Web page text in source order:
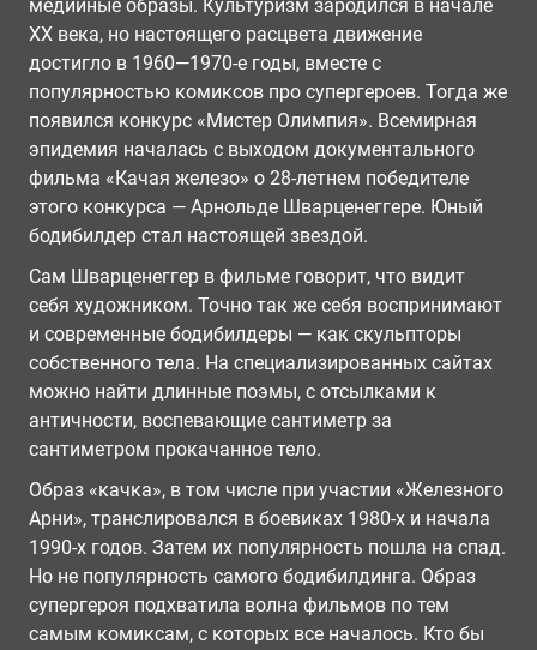
медийные образы. Культуризм зародился в начале
ХХ века, но настоящего расцвета движение
достигло в 1960—1970-е годы, вместе с
популярностью комиксов про супергероев. Тогда же
появился конкурс «Мистер Олимпия». Всемирная
эпидемия началась с выходом документального
фильма «Качая железо» о 28-летнем победителе
этого конкурса — Арнольде Шварценеггере. Юный
бодибилдер стал настоящей звездой.
Сам Шварценеггер в фильме говорит, что видит
себя художником. Точно так же себя воспринимают
и современные бодибилдеры — как скульпторы
собственного тела. На специализированных сайтах
можно найти длинные поэмы, с отсылками к
античности, воспевающие сантиметр за
сантиметром прокачанное тело.
Образ «качка», в том числе при участии «Железного
Арни», транслировался в боевиках 1980-х и начала
1990-х годов. Затем их популярность пошла на спад.
Но не популярность самого бодибилдинга. Образ
супергероя подхватила волна фильмов по тем
самым комиксам, с которых все началось. Кто бы